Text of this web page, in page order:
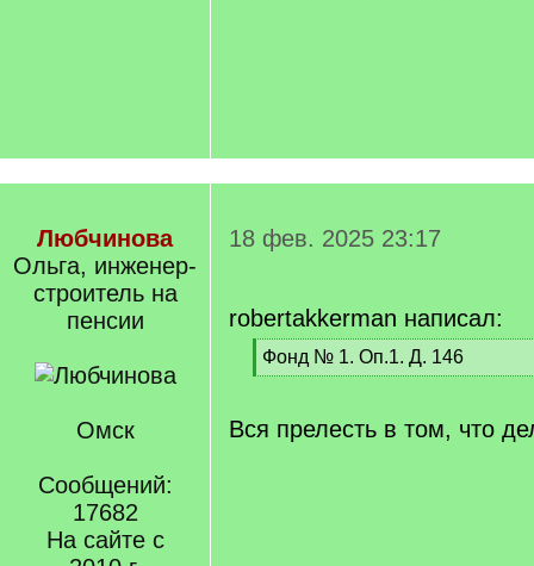
Любчинова
Ольга, инженер-
строитель на
пенсии
Омск
Сообщений:
17682
На сайте с
18 фев. 2025 23:17
robertakkerman написал:
[
q
Фонд № 1. Оп.1. Д. 146
[
q
]
Вся прелесть в том, что